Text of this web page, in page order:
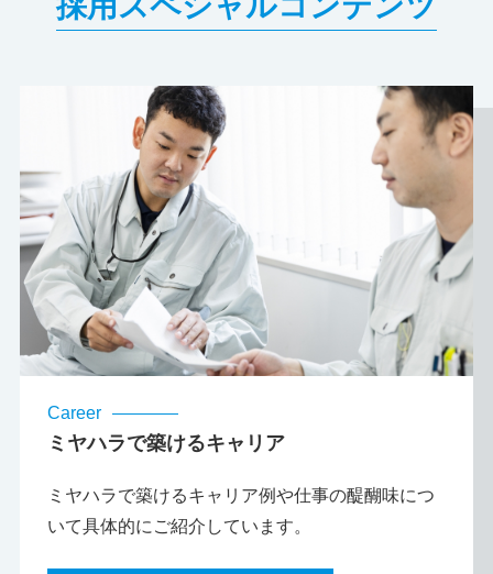
Career
ミヤハラで築けるキャリア
ミヤハラで築けるキャリア例や仕事の醍醐味につ
いて具体的にご紹介しています。